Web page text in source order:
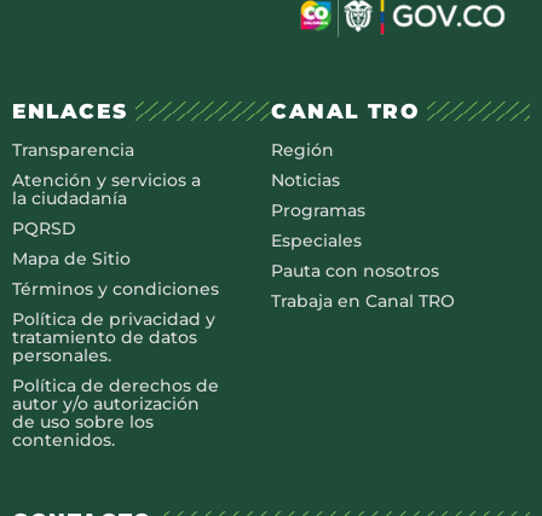
ENLACES
Transparencia
Atención y servicios a
la ciudadanía
PQRSD
Mapa de Sitio
Términos y condiciones
Política de privacidad y
tratamiento de datos
personales.
Política de derechos de
autor y/o autorización
de uso sobre los
contenidos.
CANAL TRO
Región
Noticias
Programas
Especiales
Pauta con nosotros
Trabaja en Canal TRO